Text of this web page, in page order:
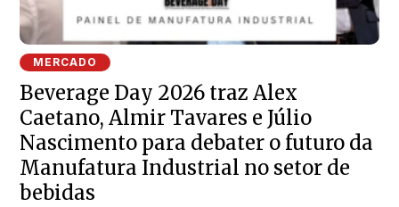
MERCADO
Beverage Day 2026 traz Alex
Caetano, Almir Tavares e Júlio
Nascimento para debater o futuro da
Manufatura Industrial no setor de
bebidas